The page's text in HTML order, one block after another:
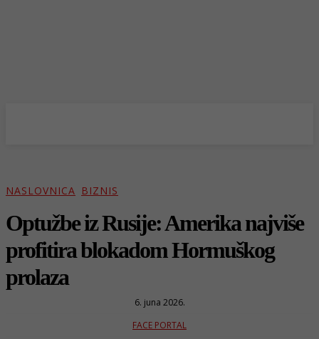
NASLOVNICA BIZNIS
Optužbe iz Rusije: Amerika najviše
profitira blokadom Hormuškog
prolaza
6. juna 2026.
FACE PORTAL